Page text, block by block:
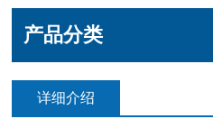
产品分类
详细介绍